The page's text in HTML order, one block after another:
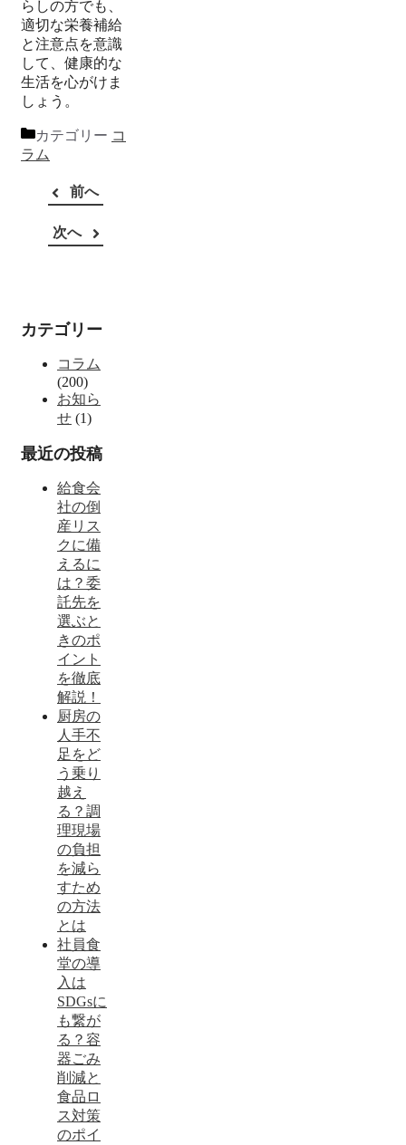
らしの方でも、
適切な栄養補給
と注意点を意識
して、健康的な
生活を心がけま
しょう。
カテゴリー コ
ラム
前へ
次へ
カテゴリー
コラム
(200)
お知ら
せ (1)
最近の投稿
給食会
社の倒
産リス
クに備
えるに
は？委
託先を
選ぶと
きのポ
イント
を徹底
解説！
厨房の
人手不
足をど
う乗り
越え
る？調
理現場
の負担
を減ら
すため
の方法
とは
社員食
堂の導
入は
SDGsに
も繋が
る？容
器ごみ
削減と
食品ロ
ス対策
のポイ